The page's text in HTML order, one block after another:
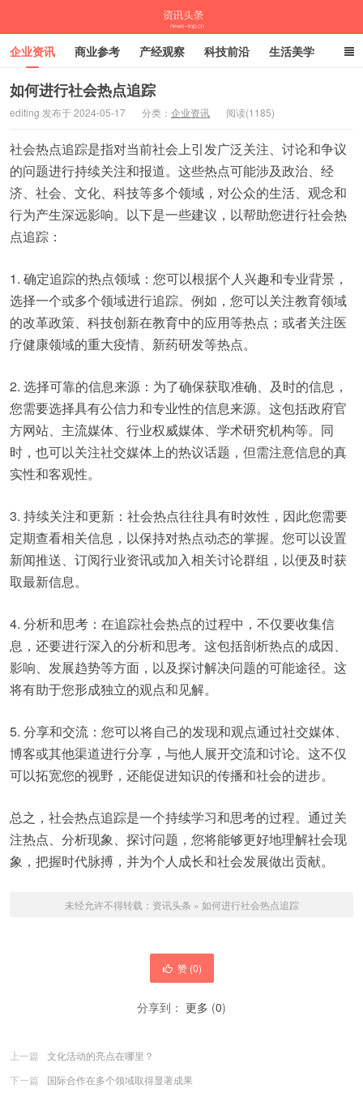
企业资讯 商业参考 产经观察 科技前沿 生活美学
时尚潮流 母婴亲子 专栏
如何进行社会热点追踪
editing 发布于 2024-05-17 分类： 企业资讯 阅读(1185)
社会热点追踪是指对当前社会上引发广泛关注、讨论和争议
的问题进行持续关注和报道。这些热点可能涉及政治、经
济、社会、文化、科技等多个领域，对公众的生活、观念和
行为产生深远影响。以下是一些建议，以帮助您进行社会热
点追踪：
1. 确定追踪的热点领域：您可以根据个人兴趣和专业背景，
选择一个或多个领域进行追踪。例如，您可以关注教育领域
的改革政策、科技创新在教育中的应用等热点；或者关注医
疗健康领域的重大疫情、新药研发等热点。
2. 选择可靠的信息来源：为了确保获取准确、及时的信息，
您需要选择具有公信力和专业性的信息来源。这包括政府官
方网站、主流媒体、行业权威媒体、学术研究机构等。同
时，也可以关注社交媒体上的热议话题，但需注意信息的真
实性和客观性。
3. 持续关注和更新：社会热点往往具有时效性，因此您需要
定期查看相关信息，以保持对热点动态的掌握。您可以设置
新闻推送、订阅行业资讯或加入相关讨论群组，以便及时获
取最新信息。
4. 分析和思考：在追踪社会热点的过程中，不仅要收集信
息，还要进行深入的分析和思考。这包括剖析热点的成因、
影响、发展趋势等方面，以及探讨解决问题的可能途径。这
将有助于您形成独立的观点和见解。
5. 分享和交流：您可以将自己的发现和观点通过社交媒体、
博客或其他渠道进行分享，与他人展开交流和讨论。这不仅
可以拓宽您的视野，还能促进知识的传播和社会的进步。
总之，社会热点追踪是一个持续学习和思考的过程。通过关
注热点、分析现象、探讨问题，您将能够更好地理解社会现
象，把握时代脉搏，并为个人成长和社会发展做出贡献。
未经允许不得转载： 资讯头条 » 如何进行社会热点追踪
赞 (0)
分享到： 更多 (0)
上一篇
文化活动的亮点在哪里？
下一篇
国际合作在多个领域取得显著成果